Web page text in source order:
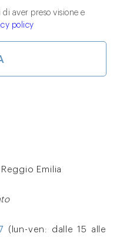
aver preso visione e
policy
Emilia
(lun-ven: dalle 15 alle